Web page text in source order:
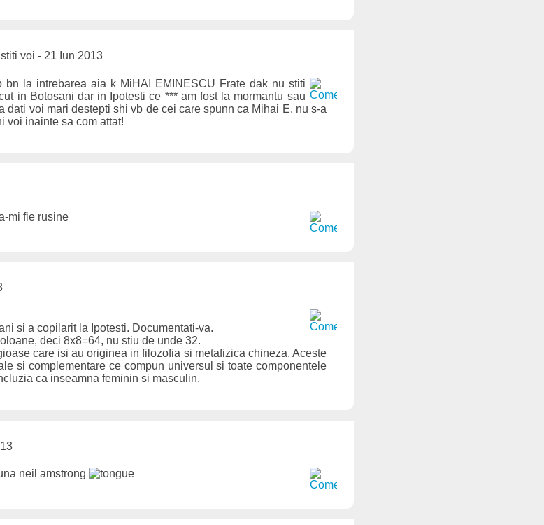
voi - 21 Iun 2013
bn la intrebarea aia k MiHAI EMINESCU Frate dak nu stiti
in Botosani dar in Ipotesti ce *** am fost la mormantu sau
dati voi mari destepti shi vb de cei care spunn ca Mihai E. nu s-a
voi inainte sa com attat!
mi fie rusine
si a copilarit la Ipotesti. Documentati-va.
deci 8x8=64, nu stiu de unde 32.
care isi au originea in filozofia si metafizica chineza. Aceste
si complementare ce compun universul si toate componentele
ca inseamna feminin si masculin.
neil amstrong